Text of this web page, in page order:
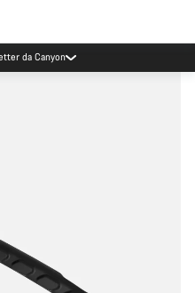
da Canyon